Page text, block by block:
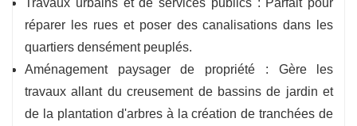
Travaux urbains et de services publics : Parfait pour
réparer les rues et poser des canalisations dans les
quartiers densément peuplés.
Aménagement paysager de propriété : Gère les
travaux allant du creusement de bassins de jardin et
de la plantation d'arbres à la création de tranchées de